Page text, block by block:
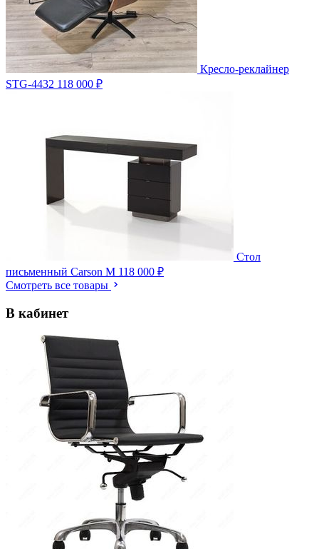
Кресло-реклайнер
STG-4432 118 000 ₽
Стол
письменный Carson M 118 000 ₽
Смотреть все товары
В кабинет